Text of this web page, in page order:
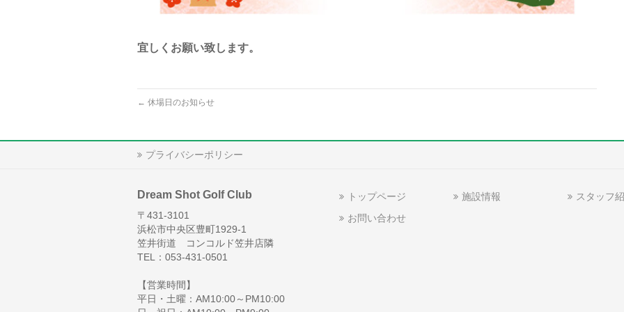
宜しくお願い致します。
← 休場日のお知らせ
プライバシーポリシー
Dream Shot Golf Club
〒431-3101
浜松市中央区豊町1929-1
笠井街道 コンコルド笠井店隣
TEL：053-431-0501
【営業時間】
平日・土曜：AM10:00～PM10:00
トップページ 施設情報 スタッフ
お問い合わせ